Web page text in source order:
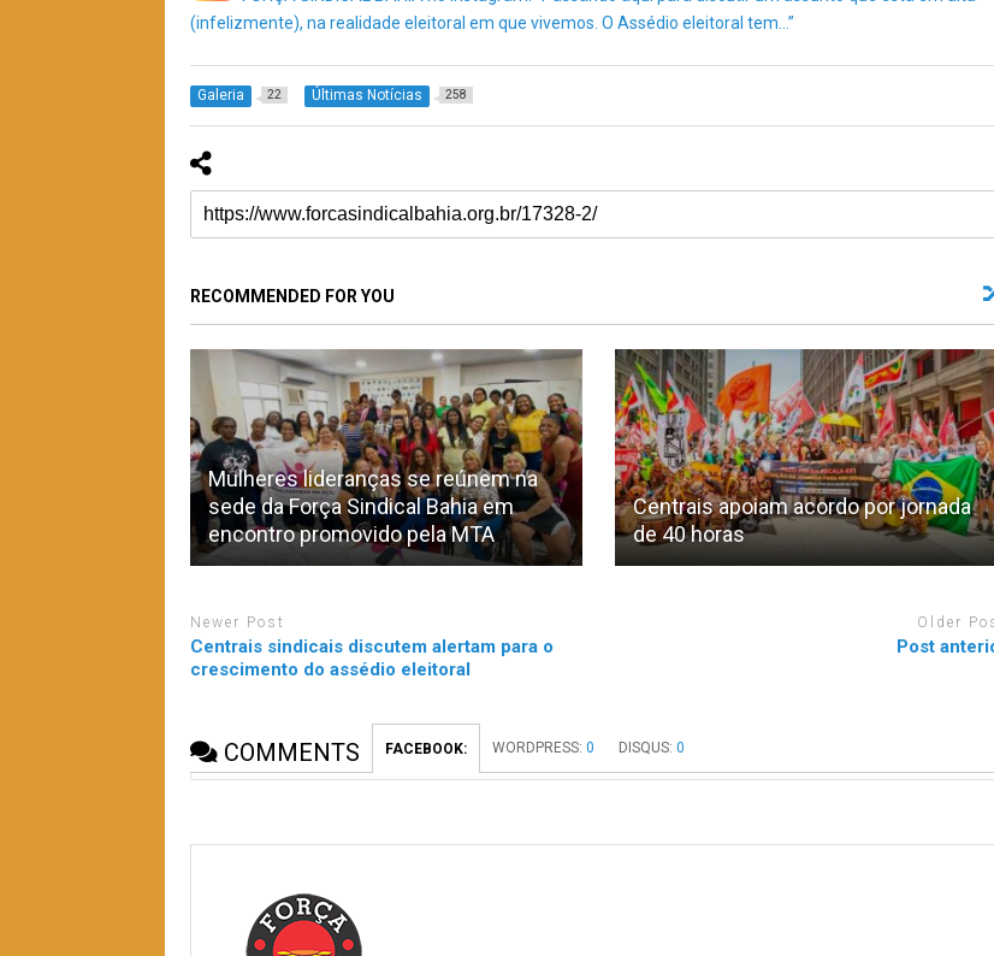
(infelizmente), na realidade eleitoral em que vivemos. O Assédio eleitoral tem…”
Galeria 22 Últimas Notícias 258
RECOMMENDED FOR YOU
Mulheres lideranças se reúnem na
sede da Força Sindical Bahia em
encontro promovido pela MTA
Centrais apoiam acordo por jornada
de 40 horas
Newer Post
Centrais sindicais discutem alertam para o
crescimento do assédio eleitoral
Older
Post
COMMENTS FACEBOOK: WORDPRESS: 0 DISQUS: 0